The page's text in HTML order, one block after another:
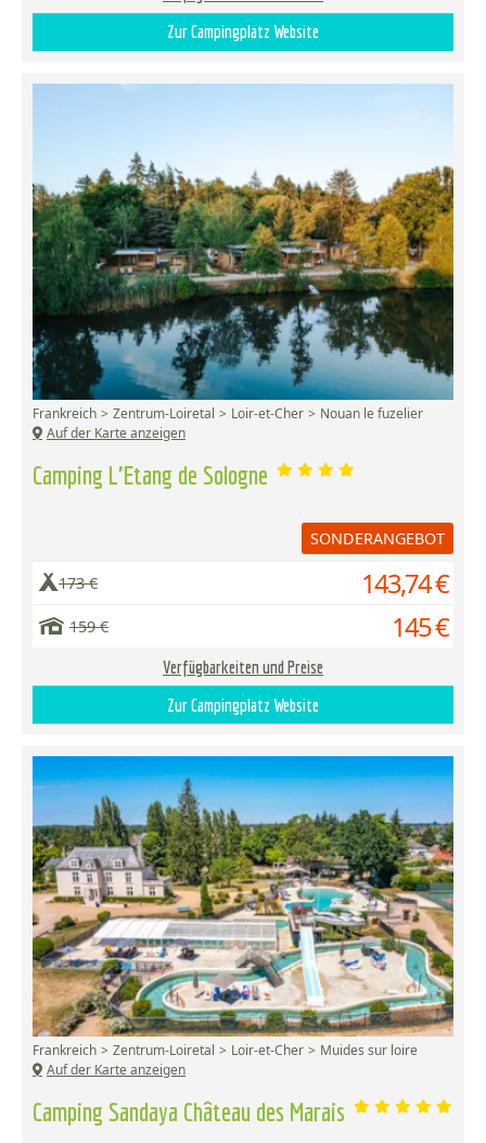
Zur Campingplatz Website
Camping L'Etang de Sologne
Frankreich Zentrum-Loiretal Loir-et-Cher
Nouan le fuzelier
Auf der Karte anzeigen
SONDERANGEBOT
173 € 143,74 €
159 € 145 €
Verfügbarkeiten und Preise
Zur Campingplatz Website
Camping Sandaya Château des Marais
Frankreich Zentrum-Loiretal Loir-et-Cher
Muides sur loire
Auf der Karte anzeigen